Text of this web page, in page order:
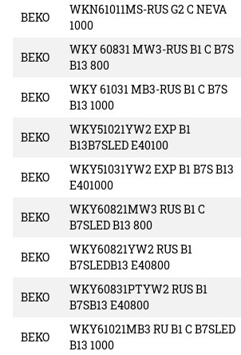
BEKO
WKN61011MS-RUS G2 C NEVA
1000
BEKO
WKY 60831 MW3-RUS B1 C B7S
B13 800
BEKO
WKY 61031 MB3-RUS B1 C B7S
B13 1000
BEKO
WKY51021YW2 EXP B1
B13B7SLED E40100
BEKO
WKY51031YW2 EXP B1 B7S B13
E401000
BEKO
WKY60821MW3 RUS B1 C
B7SLED B13 800
BEKO
WKY60821YW2 RUS B1
B7SLEDB13 E40800
BEKO
WKY60831PTYW2 RUS B1
B7SB13 E40800
BEKO
WKY61021MB3 RU B1 C B7SLED
B13 1000